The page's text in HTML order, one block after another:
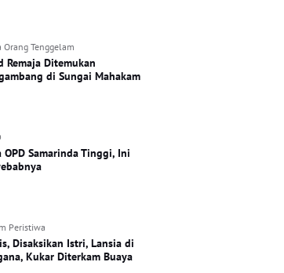
Orang Tenggelam
Remaja Ditemukan
di Sungai Mahakam
OPD Samarinda Tinggi, Ini
Peristiwa
Disaksikan Istri, Lansia di
Kukar Diterkam Buaya